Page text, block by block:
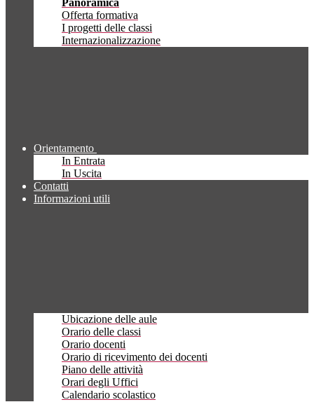
Panoramica
Offerta formativa
I progetti delle classi
Internazionalizzazione
Orientamento
In Entrata
In Uscita
Contatti
Informazioni utili
Ubicazione delle aule
Orario delle classi
Orario docenti
Orario di ricevimento dei docenti
Piano delle attività
Orari degli Uffici
Calendario scolastico